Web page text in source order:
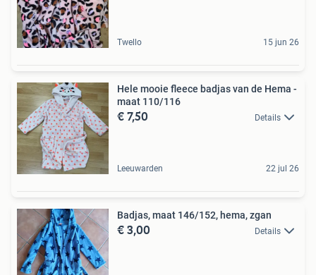
Twello 15 jun 26
Hele mooie fleece badjas van de Hema -
maat 110/116
€ 7,50 Details
Leeuwarden 22 jul 26
Badjas, maat 146/152, hema, zgan
€ 3,00 Details